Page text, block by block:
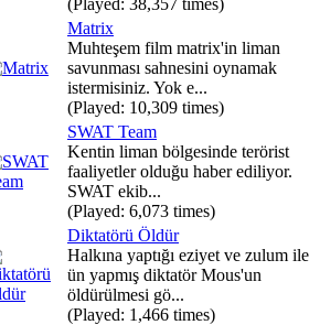
(Played: 38,357 times)
Matrix
Muhteşem film matrix'in liman
savunması sahnesini oynamak
istermisiniz. Yok e...
(Played: 10,309 times)
SWAT Team
Kentin liman bölgesinde terörist
faaliyetler olduğu haber ediliyor.
SWAT ekib...
(Played: 6,073 times)
Diktatörü Öldür
Halkına yaptığı eziyet ve zulum ile
ün yapmış diktatör Mous'un
öldürülmesi gö...
(Played: 1,466 times)